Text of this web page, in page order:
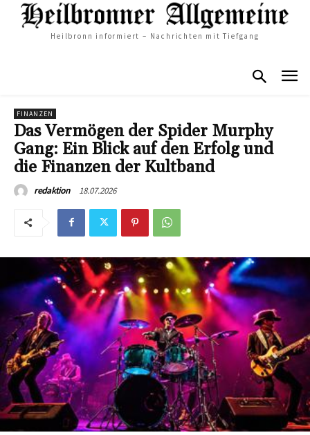
Heilbronn informiert – Nachrichten mit Tiefgang
FINANZEN
Das Vermögen der Spider Murphy
Gang: Ein Blick auf den Erfolg und
die Finanzen der Kultband
redaktion 18.07.2026